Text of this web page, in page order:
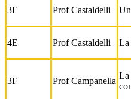
3E Prof Castaldelli
4E Prof Castaldelli La
3F Prof Campanella
La